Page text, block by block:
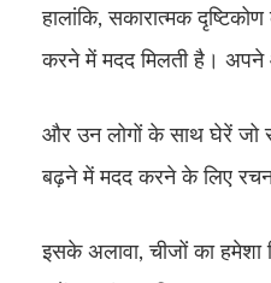
हालांकि, सकारात्मक
करने में मदद मिलती है। अपने
और उन लोगों के साथ घेरें
बढ़ने में मदद करने के लिए
इसके अलावा, चीजों का हमेशा